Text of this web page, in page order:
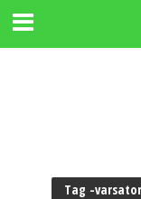
Tag -varsator